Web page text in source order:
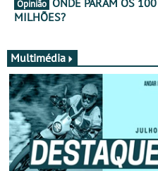
Opinião
MILHÕES?
Multimédia